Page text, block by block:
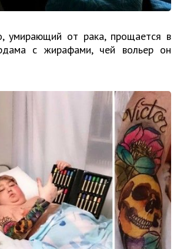
умирающий от рака, прощается в
с жирафами, чей вольер он